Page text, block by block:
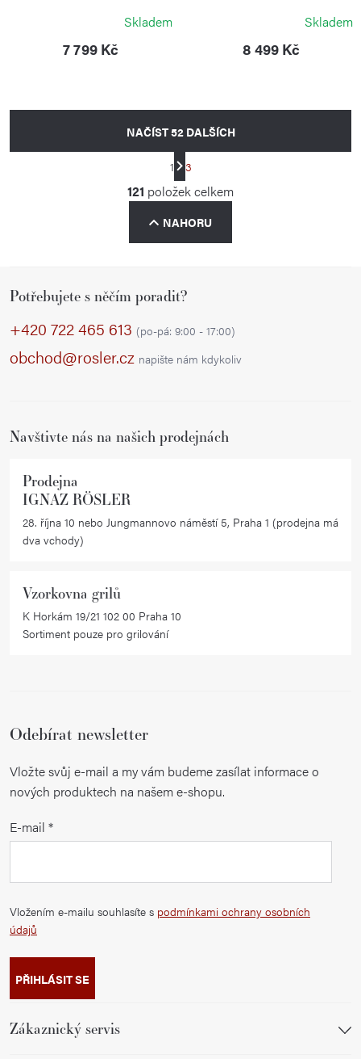
Skladem
7 799 Kč
Skladem
8 499 Kč
O
v
l
á
a
í
p
y
i
NAČÍST 52 DALŠÍCH
S
t
r
á
v
n
1 3
121 položek celkem
NAHORU
Potřebujete s něčím poradit?
+420 722 465 613 (po-pá: 9:00 - 17:00)
obchod@rosler.cz napište nám kdykoliv
Navštivte nás na našich prodejnách
Prodejna
IGNAZ RÖSLER
28. října 10 nebo Jungmannovo náměstí 5, Praha 1 (prodejna má
dva vchody)
Vzorkovna grilů
K Horkám 19/21 102 00 Praha 10
Sortiment pouze pro grilování
Odebírat newsletter
Vložte svůj e-mail a my vám budeme zasílat informace o
nových produktech na našem e-shopu.
E-mail
Vložením e-mailu souhlasíte s podmínkami ochrany osobních
údajů
PŘIHLÁSIT SE
Zákaznický servis